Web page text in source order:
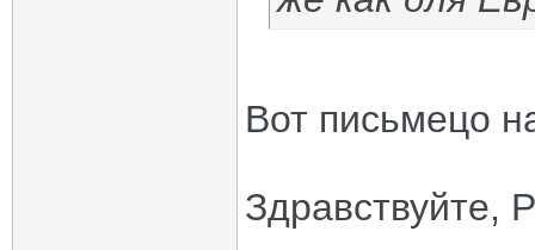
Вот письмецо
Здравствуйте,